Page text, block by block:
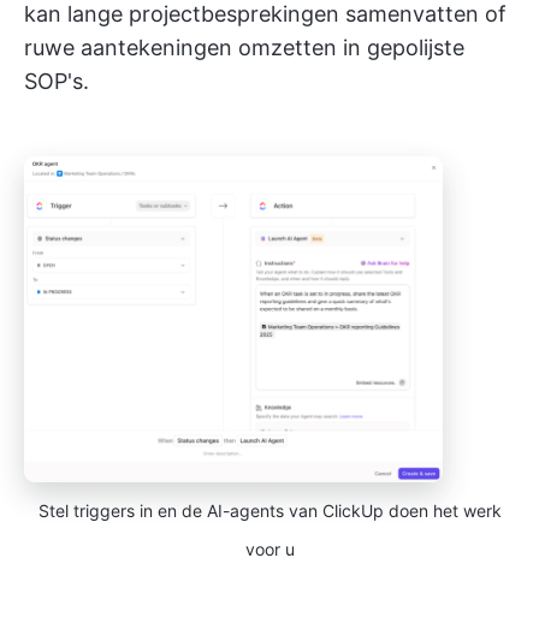
kan lange projectbesprekingen samenvatten of
ruwe aantekeningen omzetten in gepolijste
SOP's.
Stel triggers in en de AI-agents van ClickUp doen het werk
voor u